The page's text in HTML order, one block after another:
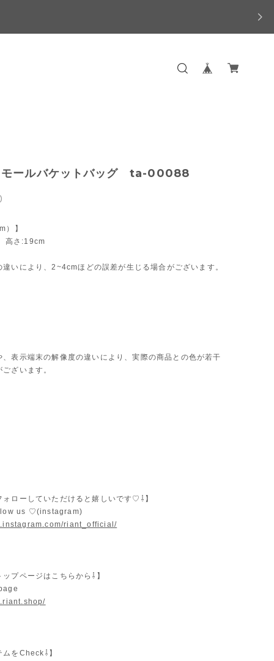
モールバケットバッグ ta-00088
）】
さ:19cm
いにより、2~4cmほどの誤差が生じる場合がございます。
表示端末の解像度の違いにより、実際の商品との色が若干
ざいます。
ォローしていただけると嬉しいです♡⇩】
us ♡(instagram)
riant_official/
プページはこちらから⇩】
をCheck⇩】